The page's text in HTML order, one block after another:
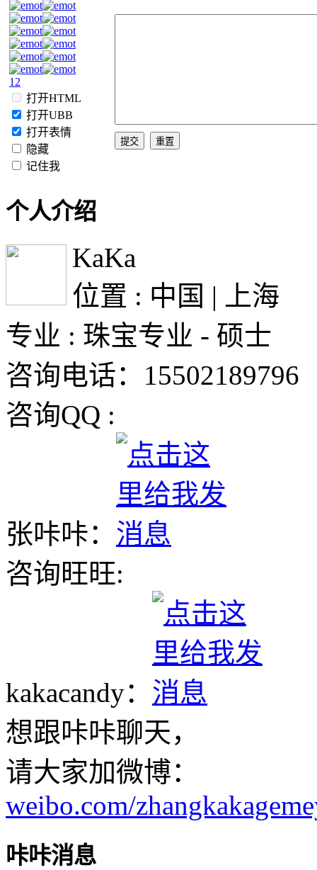
1 2
打开HTML
打开UBB
打开表情
隐藏
记住我
个人介绍
KaKa
位置 : 中国 | 上海
专业 : 珠宝专业 - 硕士
咨询电话：15502189796
咨询QQ :
张咔咔：
咨询旺旺:
kakacandy：
想跟咔咔聊天，
请大家加微博：
weibo.com/
咔咔消息